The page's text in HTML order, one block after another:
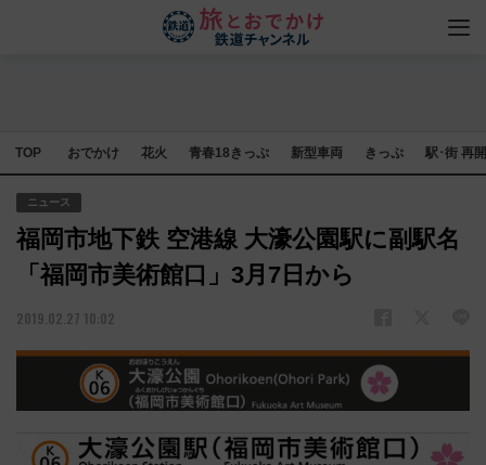
TOP おでかけ 花火 青春18きっぷ 新型車両 きっぷ 駅･街 再
ニュース
福岡市地下鉄 空港線 大濠公園駅に副駅名
「福岡市美術館口」3月7日から
2019.02.27 10:02